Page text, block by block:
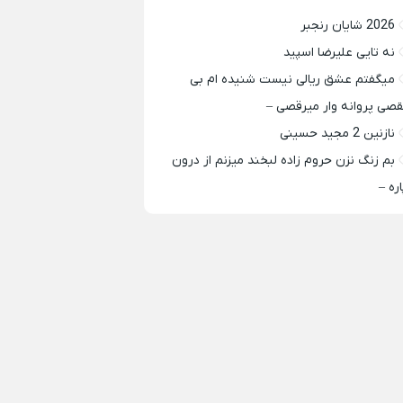
2026 شایان رنجبر
نه تایی علیرضا اسپید
میگفتم عشق ریالی نیست شنیده ام بی
پروانه وار میرقصی –
نازنین 2 مجید حسینی
بم زنگ نزن حروم زاده لبخند میزنم از درون
–